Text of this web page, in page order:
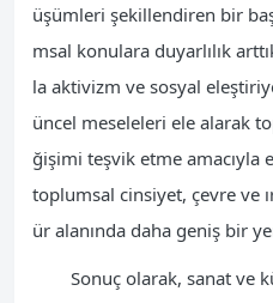
üşümleri şekillendiren bir
msal konulara duyarlılık
la aktivizm ve sosyal
üncel meseleleri ele alarak
ğişimi teşvik etme amacıyla
toplumsal cinsiyet, çevre ve
ür alanında daha geniş bir
Sonuç olarak, sanat ve